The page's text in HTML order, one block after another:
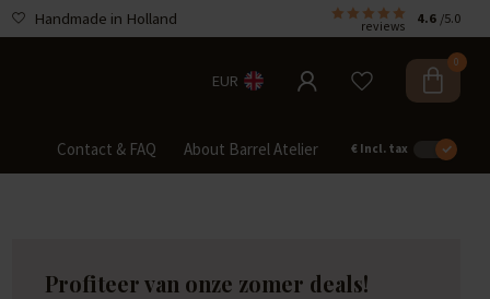
Handmade in Holland reviews 4.6 /5.0
EUR
0
Contact & FAQ About Barrel Atelier € Incl. tax
Profiteer van onze zomer deals!